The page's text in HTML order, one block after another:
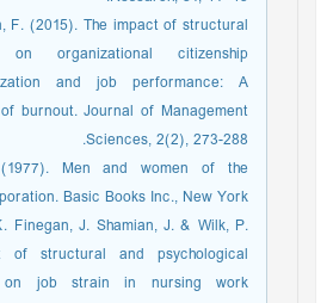
F. (2015). The impact of structural
on organizational citizenship
and job performance: A
burnout. Journal of Management
Sciences, 2(2), 273-288.
Men and women of the
Basic Books Inc., New York.
Finegan, J. Shamian, J. & Wilk, P.
of structural and psychological
on job strain in nursing work